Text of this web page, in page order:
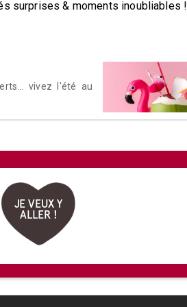
surprises & moments inoubliables !
vivez l'été au
JE VEUX Y
ALLER !